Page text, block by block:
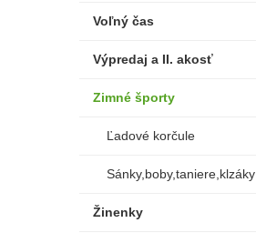
Voľný čas
Výpredaj a II. akosť
Zimné športy
Ľadové korčule
Sánky,boby,taniere,klzáky
Žinenky